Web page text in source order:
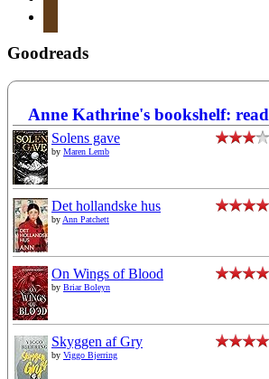
Goodreads
Anne Kathrine's bookshelf: read
Solens gave
by Maren Lemb
Det hollandske hus
by Ann Patchett
On Wings of Blood
by Briar Boleyn
Skyggen af Gry
by Viggo Bjerring